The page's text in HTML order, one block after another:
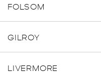
FOLSOM
GILROY
LIVERMORE